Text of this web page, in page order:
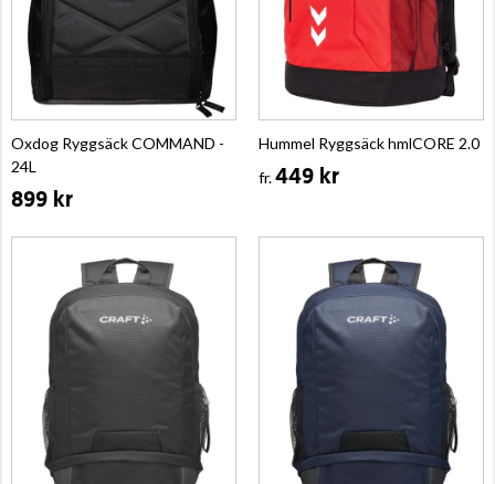
Oxdog Ryggsäck COMMAND -
24L
899 kr
Hummel Ryggsäck hmlCORE 2.0
fr.449 kr